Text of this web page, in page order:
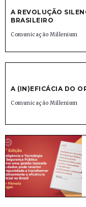
A REVOLUÇÃO
BRASILEIRO
Comunicação Millenium
A (IN)EFICÁCIA DO
Comunicação Millenium